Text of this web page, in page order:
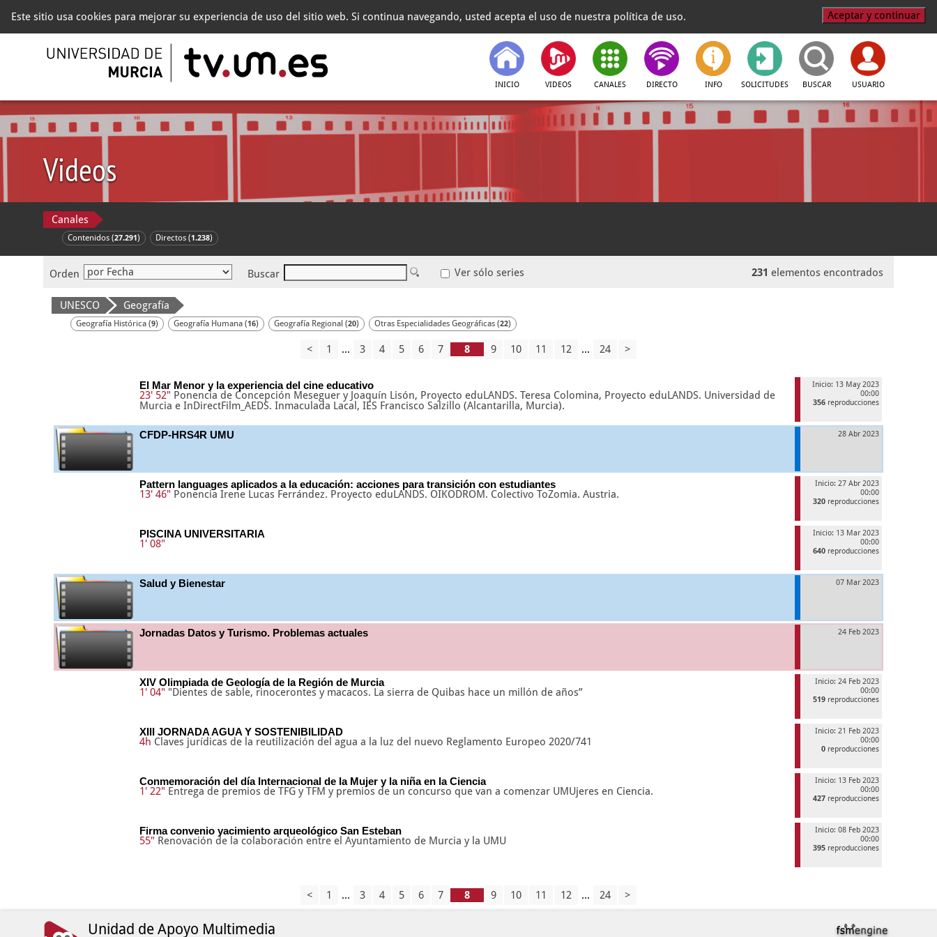
Este sitio usa cookies para mejorar su experiencia de uso del sitio web. Si continua navegando, usted acepta el uso de nuestra política de uso. Aceptar y continuar
INICIO VIDEOS CANALES DIRECTO INFO SOLICITUDES BUSCAR USUARIO
Videos
Canales
Contenidos (27.291) Directos (1.238)
Orden Buscar Ver sólo series 231 elementos encontrados
UNESCO Geografía
Geografía Histórica (9) Geografía Humana (16) Geografía Regional (20) Otras Especialidades Geográficas (22)
< 1 ... 3 4 5 6 7 9 10 11 12 ... 24 >
Inicio: 13 May 2023
00:00
356 reproducciones
El Mar Menor y la experiencia del cine educativo
23' 52" Ponencia de Concepción Meseguer y Joaquín Lisón, Proyecto eduLANDS. Teresa Colomina, Proyecto eduLANDS. Universidad de
Murcia e InDirectFilm_AEDS. Inmaculada Lacal, IES Francisco Salzillo (Alcantarilla, Murcia).
28 Abr 2023
CFDP-HRS4R UMU
Inicio: 27 Abr 2023
00:00
320 reproducciones
Pattern languages aplicados a la educación: acciones para transición con estudiantes
13' 46" Ponencia Irene Lucas Ferrández. Proyecto eduLANDS. OIKODROM. Colectivo ToZomia. Austria.
Inicio: 13 Mar 2023
00:00
640 reproducciones
PISCINA UNIVERSITARIA
1' 08"
07 Mar 2023
Salud y Bienestar
24 Feb 2023
Jornadas Datos y Turismo. Problemas actuales
Inicio: 24 Feb 2023
00:00
519 reproducciones
XIV Olimpiada de Geología de la Región de Murcia
1' 04" "Dientes de sable, rinocerontes y macacos. La sierra de Quibas hace un millón de años”
Inicio: 21 Feb 2023
00:00
0 reproducciones
XIII JORNADA AGUA Y SOSTENIBILIDAD
4h Claves jurídicas de la reutilización del agua a la luz del nuevo Reglamento Europeo 2020/741
Inicio: 13 Feb 2023
00:00
427 reproducciones
Conmemoración del día Internacional de la Mujer y la niña en la Ciencia
1' 22" Entrega de premios de TFG y TFM y premios de un concurso que van a comenzar UMUjeres en Ciencia.
Inicio: 08 Feb 2023
00:00
395 reproducciones
Firma convenio yacimiento arqueológico San Esteban
55" Renovación de la colaboración entre el Ayuntamiento de Murcia y la UMU
< 1 ... 3 4 5 6 7 9 10 11 12 ... 24 >
Unidad de Apoyo Multimedia